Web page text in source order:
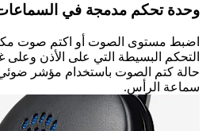
وحدة تحكم مدمجة في
اضبط مستوى الصوت أو اكتم صوت
التحكم البسيطة التي على الأذن وعلى
حالة كتم الصوت باستخدام مؤشر
سماعة الرأس.